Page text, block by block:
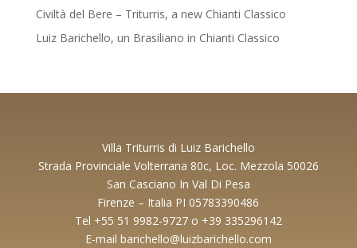
Civiltà del Bere – Triturris, a new Chianti Classico
Luiz Barichello, un Brasiliano in Chianti Classico
Villa Triturris di Luiz Barichello
Strada Provinciale Volterrana 80c, Loc. Mezzola 50026
San Casciano In Val Di Pesa
Firenze – Italia PI 05783390486
Tel +55 51 9982-9727 o +39 335296142
E-mail barichello@luizbarichello.com